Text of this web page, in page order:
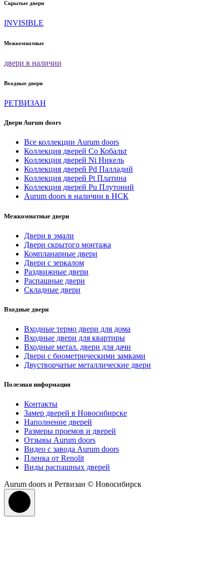
Скрытые двери
INVISIBLE
Межкомнатные
двери в наличии
Входные двери
РЕТВИЗАН
Двери Aurum doors
Все коллекции Aurum doors
Коллекция дверей Co Кобальт
Коллекция дверей Ni Никель
Коллекция дверей Pd Палладий
Коллекция дверей Pt Платина
Коллекция дверей Pu Плутоний
Aurum doors в наличии в НСК
Межкомнатные двери
Двери в эмали
Двери скрытого монтажа
Компланарные двери
Двери с зеркалом
Раздвижные двери
Распашные двери
Складные двери
Входные двери
Входные термо двери для дома
Входные двери для квартиры
Входные метал. двери для дачи
Двери с биометрическими замками
Двустворчатые металлические двери
Полезная информация
Контакты
Замер дверей в Новосибирске
Наполнение дверей
Размеры проемов и дверей
Отзывы Aurum doors
Видео с завода Aurum doors
Пленка от Renolit
Виды распашных дверей
Aurum doors и Ретвизан © Новосибирск